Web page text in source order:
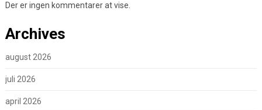
Der er ingen kommentarer at vise.
Archives
august 2026
juli 2026
april 2026